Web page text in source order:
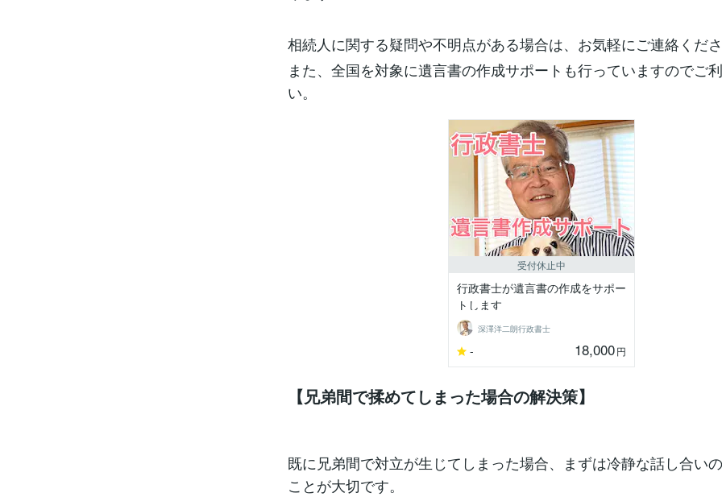
相続人に関する疑問や不明点がある場合は、お気軽にご連絡くださ
また、全国を対象に遺言書の作成サポートも行っていますのでご
い。
受付休止中
行政書士が遺言書の作成をサポー
トします
深澤洋二朗行政書士
- 18,000円
【兄弟間で揉めてしまった場合の解決策】
既に兄弟間で対立が生じてしまった場合、まずは冷静な話し合い
ことが大切です。